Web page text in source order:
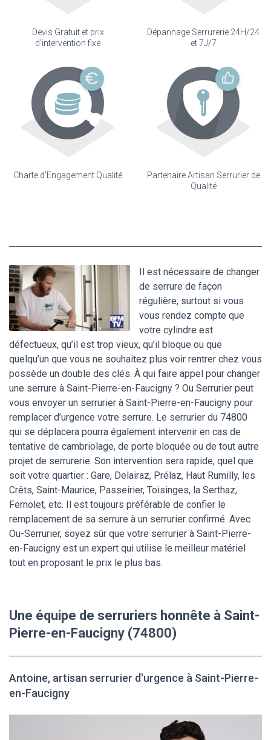
Devis Gratuit et prix
d'intervention fixe
Dépannage Serrurerie 24H/24
et 7J/7
Charte d'Engagement Qualité
Partenaire Artisan Serrurier de
Qualité
Il est nécessaire de changer
de serrure de façon
régulière, surtout si vous
vous rendez compte que
votre cylindre est
défectueux, qu’il est trop vieux, qu’il bloque ou que
quelqu’un que vous ne souhaitez plus voir rentrer chez vous
possède un double des clés. À qui faire appel pour changer
une serrure à Saint-Pierre-en-Faucigny ? Ou Serrurier peut
vous envoyer un serrurier à Saint-Pierre-en-Faucigny pour
remplacer d’urgence votre serrure. Le serrurier du 74800
qui se déplacera pourra également intervenir en cas de
tentative de cambriolage, de porte bloquée ou de tout autre
projet de serrurerie. Son intervention sera rapide, quel que
soit votre quartier : Gare, Delairaz, Prélaz, Haut Rumilly, les
Crêts, Saint-Maurice, Passeirier, Toisinges, la Serthaz,
Fernolet, etc. Il est toujours préférable de confier le
remplacement de sa serrure à un serrurier confirmé. Avec
Ou-Serrurier, soyez sûr que votre serrurier à Saint-Pierre-
en-Faucigny est un expert qui utilise le meilleur matériel
tout en proposant le prix le plus bas.
Une équipe de serruriers honnête à Saint-
Pierre-en-Faucigny (74800)
Antoine, artisan serrurier d'urgence à Saint-Pierre-
en-Faucigny